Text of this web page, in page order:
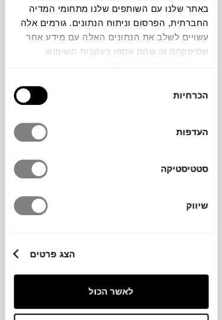
באתר שלנו עם השותפים שלנו מתחומי המדיה
החברתית, הפרסום וניתוח הנתונים. גורמים אלה
עשויים לשלב את הנתונים האלה עם מידע אחר
שסיפקתם או שהם אספו בעקבות השימוש
הסכמה
הכרחיות
העדפות
סטטיסטיקה
שיווק
הצג פרטים
לאשר הכול
זוג פסלים Ori מבית המותג הדני
101COPENHAGENהם סט של שני פסלי
קרמיקה המאתגרים תפיסות מסורתיות של צורה
מקיפולי נייר. שם הקולקציה נגזר מהמילה
למבנה שנראה ככזה שהתקפל והתעוות תוך כדי
תנועה. הפסלים עשויים קרמיקה בגימור ידני,
והמעברים בין המשטחים. הצורה משתנה לפי
זווית ההתבוננות, והאור מדגיש את הקימורים
ויוצר משחקי צל ברורים לאורך המבנה. ניתן
להציב את הפסלים יחד או בנפרד על קונסולה,
מותג
מידות